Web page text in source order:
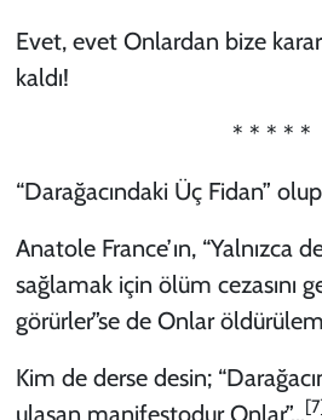
Evet, evet Onlardan bize
kaldı!
* * * * *
“Darağacındaki Üç Fidan”
Anatole France’ın, “Yalnızca
sağlamak için ölüm cezasını
görürler”se de Onlar
Kim de derse desin;
ulaşan manifestodur Onlar”…